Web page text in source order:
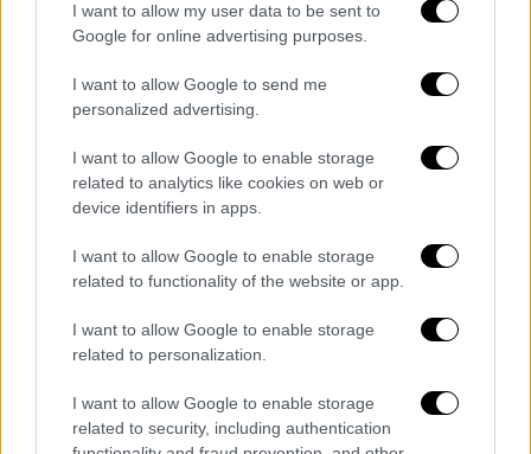
I want to allow my user data to be sent to
Google for online advertising purposes.
I want to allow Google to send me
personalized advertising.
I want to allow Google to enable storage
related to analytics like cookies on web or
device identifiers in apps.
I want to allow Google to enable storage
related to functionality of the website or app.
I want to allow Google to enable storage
related to personalization.
I want to allow Google to enable storage
related to security, including authentication
Η πανούργα Θεοφανώ.
Μια μέρασαν σήμερα, 10 Δεκεμβρίου του